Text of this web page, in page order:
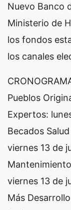
Nuevo Banco
Ministerio de
los fondos
los canales
Pueblos
Expertos:
Becados
viernes 13 de
viernes 13 de
Más